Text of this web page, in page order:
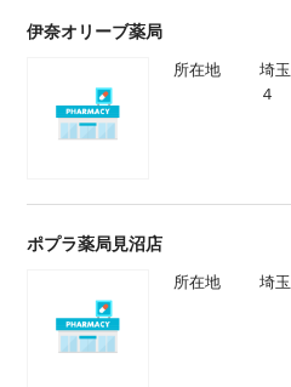
伊奈オリーブ薬局
所在地
埼
４
ポプラ薬局見沼店
所在地 埼